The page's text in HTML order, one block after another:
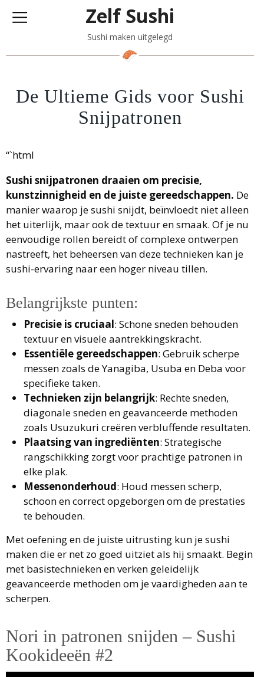
Zelf Sushi
Sushi maken uitgelegd
De Ultieme Gids voor Sushi
Snijpatronen
“`html
Sushi snijpatronen draaien om precisie,
kunstzinnigheid en de juiste gereedschappen. De
manier waarop je sushi snijdt, beïnvloedt niet alleen
het uiterlijk, maar ook de textuur en smaak. Of je nu
eenvoudige rollen bereidt of complexe ontwerpen
nastreeft, het beheersen van deze technieken kan je
sushi-ervaring naar een hoger niveau tillen.
Belangrijkste punten:
Precisie is cruciaal: Schone sneden behouden
textuur en visuele aantrekkingskracht.
Essentiële gereedschappen: Gebruik scherpe
messen zoals de Yanagiba, Usuba en Deba voor
specifieke taken.
Technieken zijn belangrijk: Rechte sneden,
diagonale sneden en geavanceerde methoden
zoals Usuzukuri creëren verbluffende resultaten.
Plaatsing van ingrediënten: Strategische
rangschikking zorgt voor prachtige patronen in
elke plak.
Messenonderhoud: Houd messen scherp,
schoon en correct opgeborgen om de prestaties
te behouden.
Met oefening en de juiste uitrusting kun je sushi
maken die er net zo goed uitziet als hij smaakt. Begin
met basistechnieken en verken geleidelijk
geavanceerde methoden om je vaardigheden aan te
scherpen.
Nori in patronen snijden – Sushi
Kookideeën #2